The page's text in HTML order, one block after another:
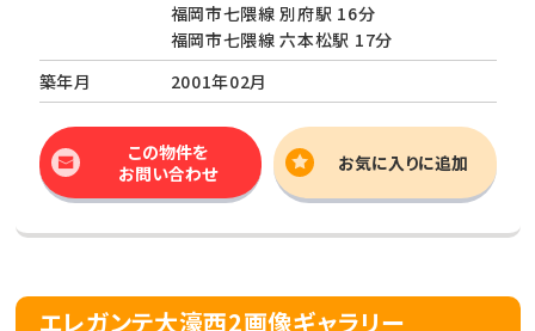
福岡市七隈線 別府駅 16分
福岡市七隈線 六本松駅 17分
築年月
2001年02月
この物件を
お問い合わせ
お気に入りに追加
エレガンテ大濠西2画像ギャラリー